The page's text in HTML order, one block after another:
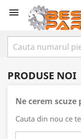

PRODUSE NOI
Ne cerem
Cauta din nou ce